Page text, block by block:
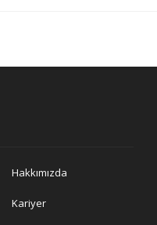
Hakkımızda
Kariyer